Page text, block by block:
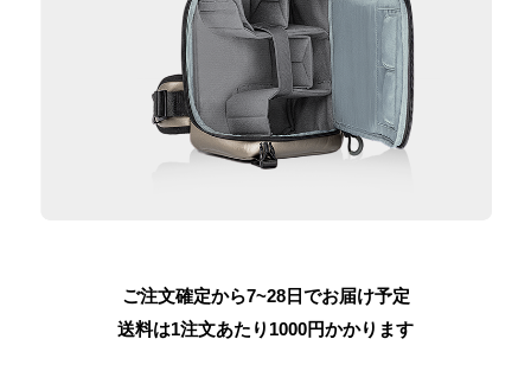
ご注文確定から7~28日でお届け予定
送料は1注文あたり 1000円かかります